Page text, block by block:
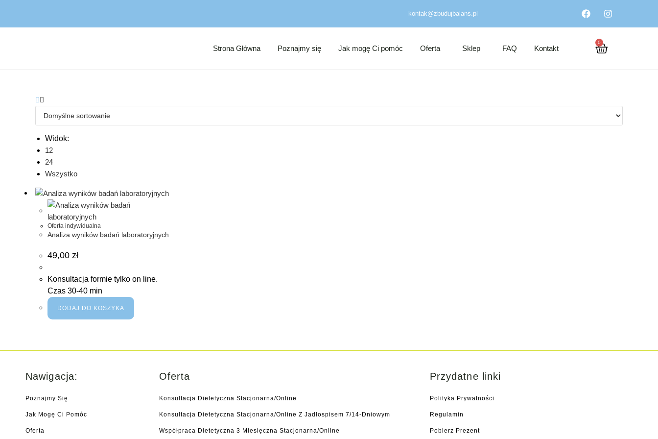
kontak@zbudujbalans.pl
Strona Główna Poznajmy się Jak mogę Ci pomóc Oferta Sklep FAQ Kontakt
0
Widok:
12
24
Wszystko
Oferta indywidualna
Analiza wyników badań laboratoryjnych
49,00 zł
Konsultacja formie tylko on line.
Czas 30-40 min
DODAJ DO KOSZYKA
Nawigacja:
Poznajmy Się
Jak Mogę Ci Pomóc
Oferta
Oferta
Konsultacja Dietetyczna Stacjonarna/online
Konsultacja Dietetyczna Stacjonarna/online Z Jadłospisem 7/14-Dniowym
Współpraca Dietetyczna 3 Miesięczna Stacjonarna/online
Przydatne linki
Polityka Prywatności
Regulamin
Pobierz Prezent